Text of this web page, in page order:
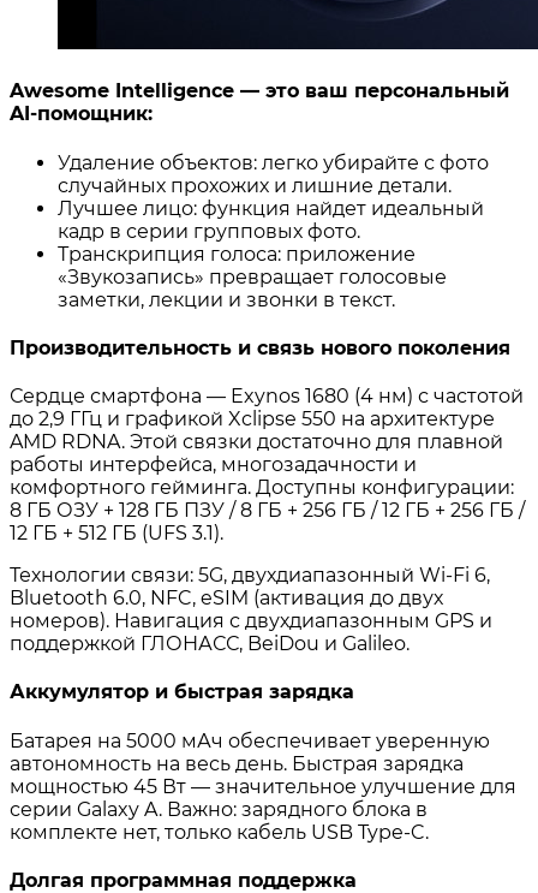
Awesome Intelligence — это ваш персональный
AI-помощник:
Удаление объектов: легко убирайте с фото
случайных прохожих и лишние детали.
Лучшее лицо: функция найдет идеальный
кадр в серии групповых фото.
Транскрипция голоса: приложение
«Звукозапись» превращает голосовые
заметки, лекции и звонки в текст.
Производительность и связь нового поколения
Сердце смартфона — Exynos 1680 (4 нм) с частотой
до 2,9 ГГц и графикой Xclipse 550 на архитектуре
AMD RDNA. Этой связки достаточно для плавной
работы интерфейса, многозадачности и
комфортного гейминга. Доступны конфигурации:
8 ГБ ОЗУ + 128 ГБ ПЗУ / 8 ГБ + 256 ГБ / 12 ГБ + 256 ГБ /
12 ГБ + 512 ГБ (UFS 3.1).
Технологии связи: 5G, двухдиапазонный Wi-Fi 6,
Bluetooth 6.0, NFC, eSIM (активация до двух
номеров). Навигация с двухдиапазонным GPS и
поддержкой ГЛОНАСС, BeiDou и Galileo.
Аккумулятор и быстрая зарядка
Батарея на 5000 мАч обеспечивает уверенную
автономность на весь день. Быстрая зарядка
мощностью 45 Вт — значительное улучшение для
серии Galaxy A. Важно: зарядного блока в
комплекте нет, только кабель USB Type-C.
Долгая программная поддержка